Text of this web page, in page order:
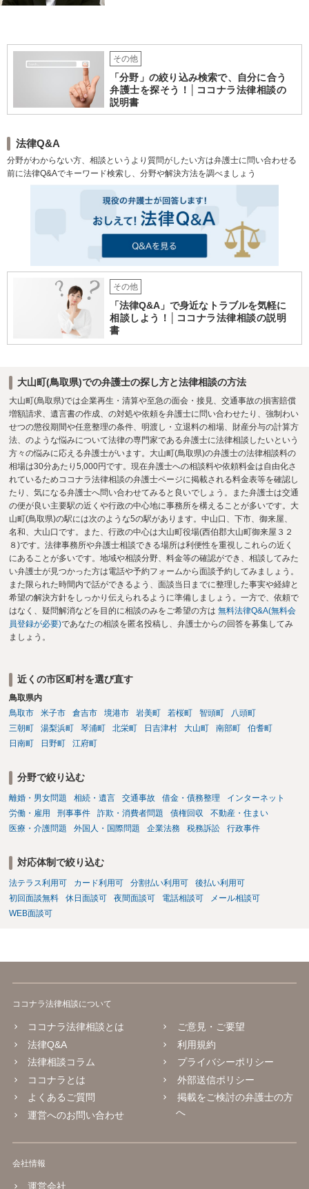
るよう職員一同頑張っていま
す。 お気軽にお問い合わせく
ださい。
その他
「分野」の絞り込み検索で、自分に合う
弁護士を探そう！│ココナラ法律相談の
説明書
法律Q&A
分野がわからない方、相談というより質問がしたい方は弁護士に問い合わせる
前に法律Q&Aでキーワード検索し、分野や解決方法を調べましょう
その他
「法律Q&A」で身近なトラブルを気軽に
相談しよう！│ココナラ法律相談の説明
書
大山町(鳥取県)での弁護士の探し方と法律相談の方法
大山町(鳥取県)では企業再生・清算や至急の面会・接見、交通事故の損害賠償
増額請求、遺言書の作成、の対処や依頼を弁護士に問い合わせたり、強制わい
せつの懲役期間や任意整理の条件、明渡し・立退料の相場、財産分与の計算方
法、のような悩みについて法律の専門家である弁護士に法律相談したいという
方々の悩みに応える弁護士がいます。大山町(鳥取県)の弁護士の法律相談料の
相場は30分あたり5,000円です。現在弁護士への相談料や依頼料金は自由化さ
れているためココナラ法律相談の弁護士ページに掲載される料金表等を確認し
たり、気になる弁護士へ問い合わせてみると良いでしょう。また弁護士は交通
の便が良い主要駅の近くや行政の中心地に事務所を構えることが多いです。大
山町(鳥取県)の駅には次のような5の駅があります。中山口、下市、御来屋、
名和、大山口です。また、行政の中心は大山町役場(西伯郡大山町御来屋３２
８)です。法律事務所や弁護士相談できる場所は利便性を重視しこれらの近く
にあることが多いです。地域や相談分野、料金等の確認ができ、相談してみた
い弁護士が見つかった方は電話や予約フォームから面談予約してみましょう。
また限られた時間内で話ができるよう、面談当日までに整理した事実や経緯と
希望の解決方針をしっかり伝えられるように準備しましょう。一方で、依頼で
はなく、疑問解消などを目的に相談のみをご希望の方は 無料法律Q&A(無料会
員登録が必要)であなたの相談を匿名投稿し、弁護士からの回答を募集してみ
ましょう。
近くの市区町村を選び直す
鳥取県内
鳥取市
米子市 倉吉市 境港市 岩美町 若桜町 智頭町
八頭町
三朝町
湯梨浜町 琴浦町 北栄町 日吉津村 大山町 南部町
伯耆町
日南町
日野町 江府町
分野で絞り込む
離婚・男女問題 相続・遺言 交通事故 借金・債務整理
インターネット
労働・雇用
刑事事件 詐欺・消費者問題 債権回収
不動産・住まい
医療・介護問題
外国人・国際問題 企業法務 税務訴訟 行政事件
対応体制で絞り込む
法テラス利用可 カード利用可 分割払い利用可
後払い利用可
初回面談無料
休日面談可 夜間面談可 電話相談可
メール相談可
WEB面談可
ココナラ法律相談について
ココナラ法律相談とは
法律Q&A
法律相談コラム
ココナラとは
よくあるご質問
運営へのお問い合わせ
ご意見・ご要望
利用規約
プライバシーポリシー
外部送信ポリシー
掲載をご検討の弁護士の方
へ
会社情報
運営会社